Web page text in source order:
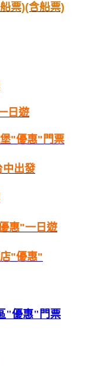
票)(含船票)
日遊
"優惠"門票
出發
惠"一日遊
"優惠"
"優惠"門票